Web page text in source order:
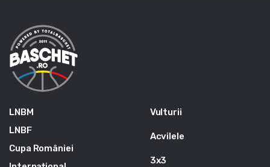
LNBM
LNBF
Cupa României
Vulturii
Acvilele
3x3